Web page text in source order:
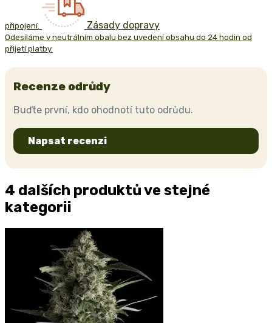
připojení. Zásady dopravy
Odesíláme v neutrálním obalu bez uvedení obsahu do 24 hodin od
přijetí platby.
Recenze odrůdy
Buďte první, kdo ohodnotí tuto odrůdu.
Napsat recenzi
4 dalších produktů ve stejné
kategorii